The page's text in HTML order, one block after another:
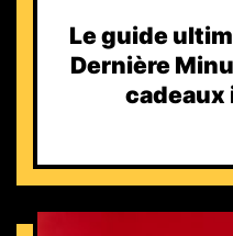
Le guide
Dernière
cadeaux